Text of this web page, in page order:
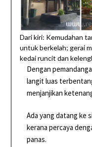
Dari kiri: Kemudahan
untuk berkelah; gerai
kedai runcit dan
Dengan
langit luas
menjanjikan
Ada yang datang ke
kerana percaya
panas.